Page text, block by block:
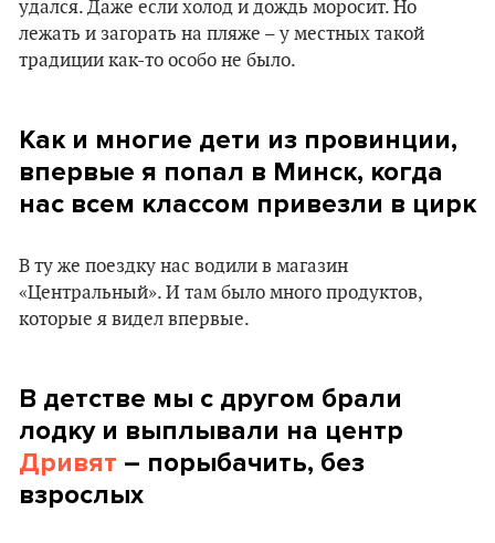
удался. Даже если холод и дождь моросит. Но
лежать и загорать на пляже – у местных такой
традиции как-то особо не было.
Как и многие дети из провинции,
впервые я попал в Минск, когда
нас всем классом привезли в цирк
В ту же поездку нас водили в магазин
«Центральный». И там было много продуктов,
которые я видел впервые.
В детстве мы с другом брали
лодку и выплывали на центр
Дривят – порыбачить, без
взрослых